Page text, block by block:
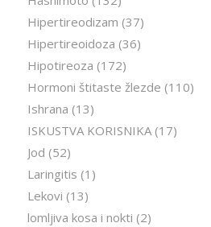
Hipertireodizam (37)
Hipertireoidoza (36)
Hipotireoza (172)
Hormoni štitaste žlezde (110)
Ishrana (13)
ISKUSTVA KORISNIKA(17)
Jod (52)
Laringitis (1)
Lekovi (13)
lomljiva kosa i nokti (2)